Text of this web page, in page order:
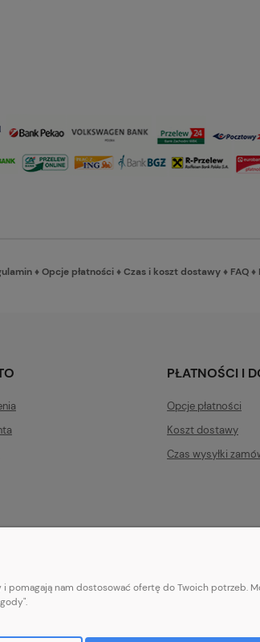
♦Opcje płatności♦Czas i koszt dostawy♦ FAQ♦
PŁATNOŚCI I
Opcje płatności
Koszt dostawy
Czas wysyłki
E-mail:pl101sukienek@gmail.com
pomagają nam dostosować ofertę do Twoich potrzeb.